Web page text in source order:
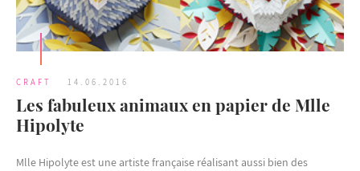
CRAFT 14.06.2016
Les fabuleux animaux en papier de Mlle
Hipolyte
Mlle Hipolyte est une artiste française réalisant aussi bien des